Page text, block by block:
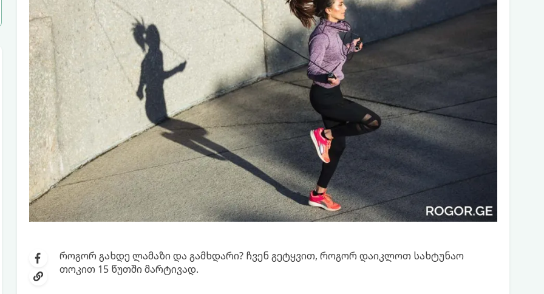
როგორ გახდე ლამაზი და გამხდარი? ჩვენ გეტყვით, როგორ დაიკლოთ სახტუნაო
თოკით 15 წუთში მარტივად.